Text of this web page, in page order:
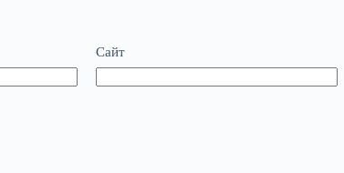
Сайт